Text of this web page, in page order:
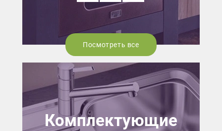
Посмотреть все
Комплектующие